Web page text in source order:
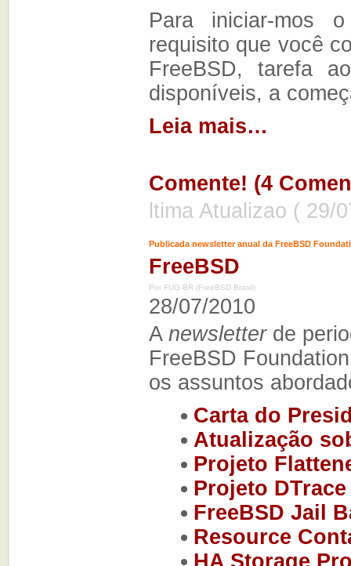
Para iniciar-mos
requisito que você
FreeBSD, tarefa
disponíveis, a
Leia mais…
Comente! (4
ltima Atualizao ( 29/
Publicada newsletter anual da FreeBSD
FreeBSD
Por FUG-BR (FreeBSD Brasil)
28/07/2010
A newsletterde
FreeBSD
os assuntos
Carta do
Atualização
Projeto
Projeto
FreeBSD Jail
Resource
HA Storage